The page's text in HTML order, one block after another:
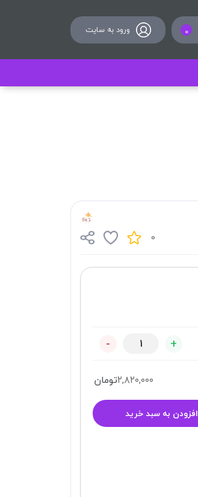
0 ورود به سایت
0
+
-
۲,۸۲۰,۰۰۰تومان
افزودن به سبد خرید